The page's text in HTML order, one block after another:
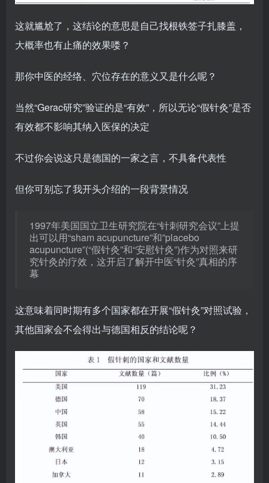
这就尴尬了，这结论的意思是自己找根铁签子扎膝盖，
大概率也有止痛的效果喽？
那你中医的经络、穴位存在的意义又是什么呢？
当然“Gerac研究”验证的是“有效”，所以无论“假针灸”是否
有效都不影响其纳入医保的决定
不过你会说这只是德国的一家之言，不具备代表性
但你可别忘了我开头介绍的一段背景情况
1997年美国国立卫生研究院在“针刺研究会议”上提
出可以用“sham acupuncture”和”placebo
acupuncture”(“假针灸”和“安慰针灸”)作为对照来研
究针灸的疗效，这开启了解开中医“针灸”真相的序
幕
这意味着同时期有多个国家都在开展“假针灸”对照试验，
其他国家会不会得出与德国相反的结论呢？